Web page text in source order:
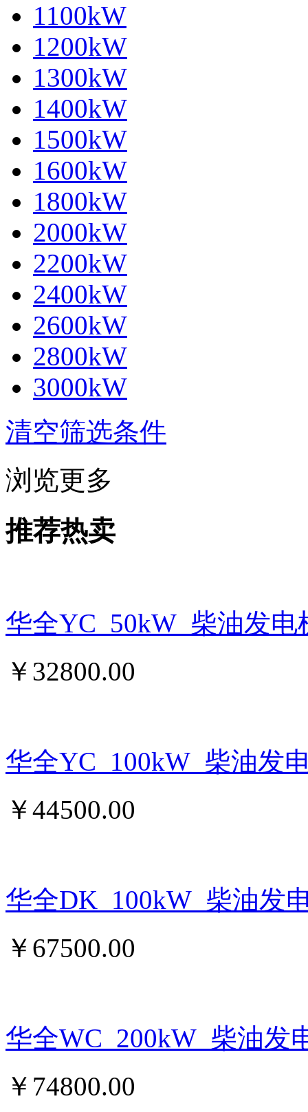
1100kW
1200kW
1300kW
1400kW
1500kW
1600kW
1800kW
2000kW
2200kW
2400kW
2600kW
2800kW
3000kW
清空筛选条件
浏览更多
推荐热卖
华全YC_50kW_柴油发电
￥ 32800.00
华全YC_100kW_柴油发
￥44500.00
华全DK_100kW_柴油发
￥ 67500.00
华全WC_200kW_柴油发
￥ 74800.00